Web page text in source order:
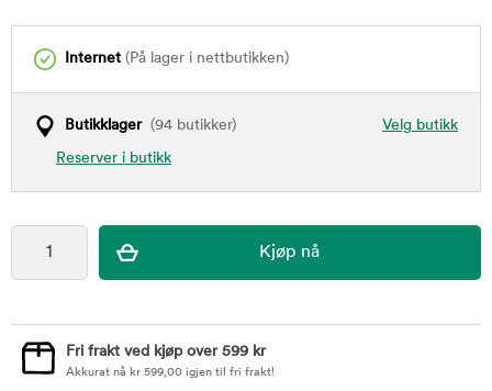
Internet (På lager i nettbutikken)
Velg butikk
Butikklager(94 butikker)
Reserver i butikk
Fri frakt ved kjøp over 599 kr
Akkurat nå kr 599,00 igjen til fri frakt!